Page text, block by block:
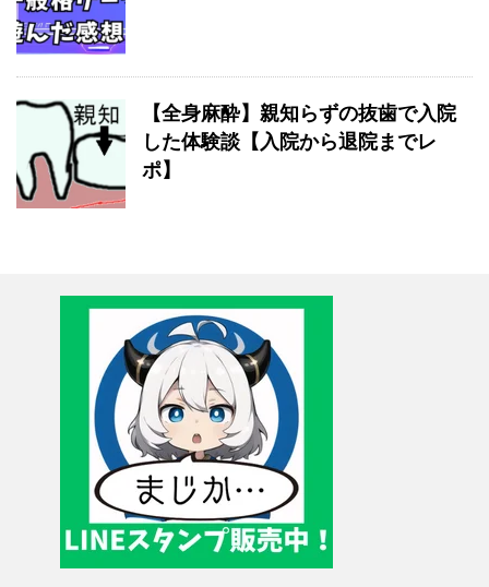
【全身麻酔】親知らずの抜歯で入院
した体験談【入院から退院までレ
ポ】